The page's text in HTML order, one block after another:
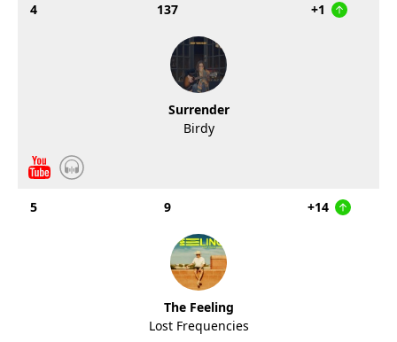
4 137 +1
Surrender
Birdy
5 9 +14
The Feeling
Lost Frequencies